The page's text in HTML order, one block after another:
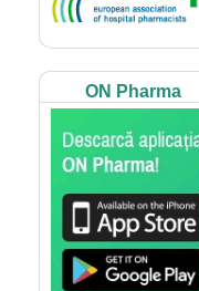
ON Pharma